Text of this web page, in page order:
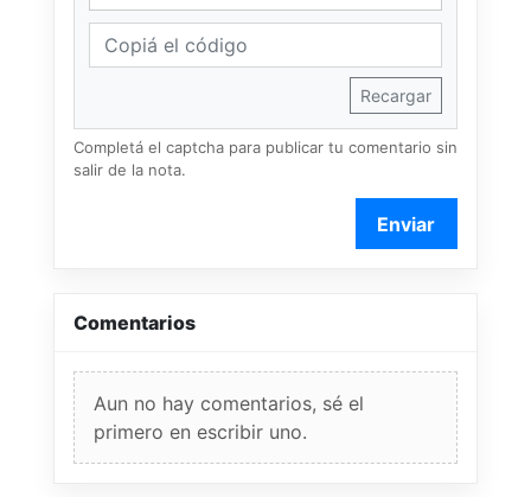
Recargar
Completá el captcha para publicar tu comentario sin
salir de la nota.
Enviar
Comentarios
Aun no hay comentarios, sé el
primero en escribir uno.